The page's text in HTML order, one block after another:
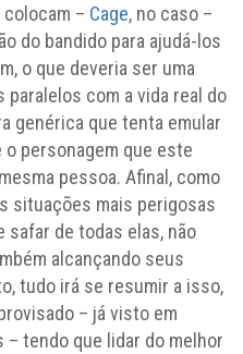
colocam – Cage, no caso –
do bandido para ajudá-los
o que deveria ser uma
com a vida real do
genérica que tenta emular
personagem que este
pessoa. Afinal, como
situações mais perigosas
safar de todas elas, não
alcançando seus
tudo irá se resumir a isso,
– já visto em
tendo que lidar do melhor